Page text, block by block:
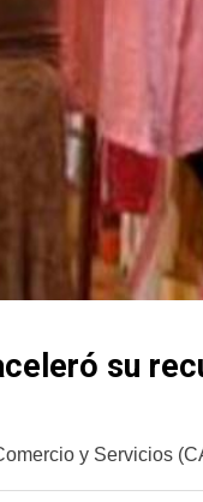
su
y Servicios